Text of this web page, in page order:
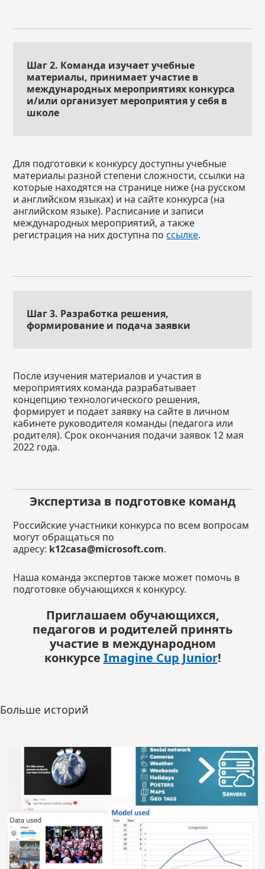
Шаг 2. Команда изучает учебные
материалы, принимает участие в
международных мероприятиях конкурса
и/или организует мероприятия у себя в
школе
Для подготовки к конкурсу доступны учебные
материалы разной степени сложности, ссылки на
которые находятся на странице ниже (на русском
и английском языках) и на сайте конкурса (на
английском языке). Расписание и записи
международных мероприятий, а также
регистрация на них доступна поссылке.
Шаг 3. Разработка решения,
формирование и подача заявки
После изучения материалов и участия в
мероприятиях команда разрабатывает
концепцию технологического решения,
формирует и подает заявку на сайте в личном
кабинете руководителя команды (педагога или
родителя). Срок окончания подачи заявок 12 мая
2022 года.
Экспертиза в подготовке команд
Российские участники конкурса по всем вопросам
могут обращаться по
адресу: k12casa@microsoft.com.
Наша команда экспертов также может помочь в
подготовке обучающихся к конкурсу.
Приглашаем обучающихся,
педагогов и родителей принять
участие в международном
конкурсе Imagine Cup Junior!
Больше историй